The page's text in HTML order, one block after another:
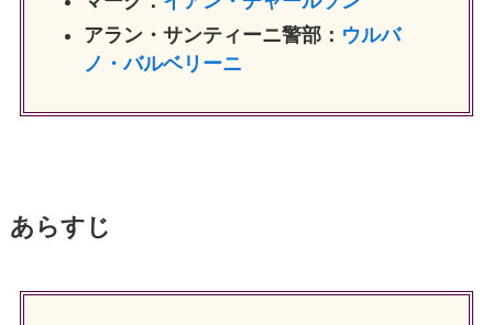
アラン・サンティーニ警部： ウルバ
ノ・バルベリーニ
あらすじ